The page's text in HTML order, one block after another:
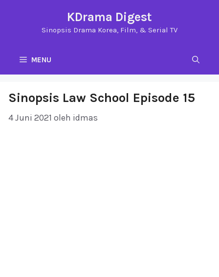
KDrama Digest
Sinopsis Drama Korea, Film, & Serial TV
MENU
Sinopsis Law School Episode 15
4 Juni 2021 oleh idmas